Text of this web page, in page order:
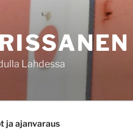
Lahdessa
ja ajanvaraus